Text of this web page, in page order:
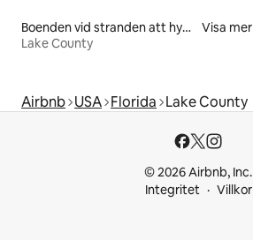
Boenden vid stranden att hyra
Lake County
Visa mer
Airbnb USA Florida Lake County
© 2026 Airbnb, Inc.
Integritet
Villkor